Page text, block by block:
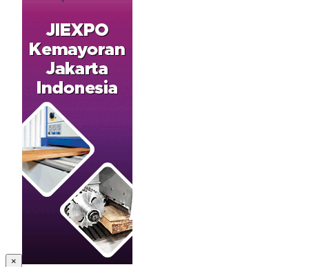
×